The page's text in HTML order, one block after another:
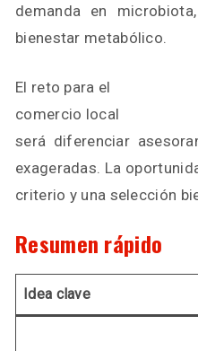
demanda en
bienestar metabólico.
El reto para el
comercio local
será diferenciar
exageradas. La
criterio y una selección
Resumen rápido
Idea clave